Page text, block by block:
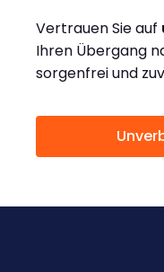
Vertrauen Sie auf
Ihren Übergang
sorgenfrei und